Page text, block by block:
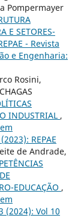
Pompermayer
E SETORES-
- Revista
e Engenharia:
Rosini,
INDUSTRIAL ,
REPAE
de Andrade,
EDUCAÇÃO ,
(2024): Vol 10